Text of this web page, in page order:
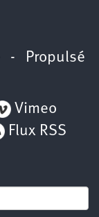
- Propulsé
Vimeo
Flux RSS